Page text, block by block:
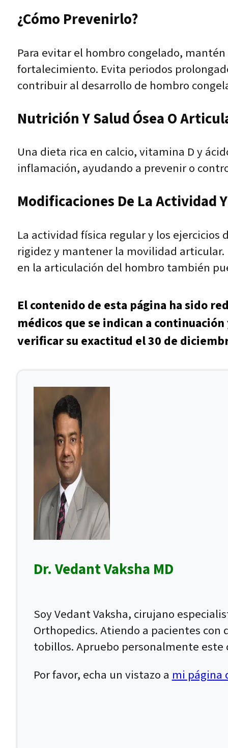
¿Cómo Prevenirlo?
Para evitar el hombro congelado,
fortalecimiento. Evita periodos
contribuir al desarrollo de hombro
Nutrición Y Salud Ósea O
Una dieta rica en calcio, vitamina D y
inflamación, ayudando a prevenir o
Modificaciones De La Actividad
La actividad física regular y los
rigidez y mantener la movilidad
en la articulación del hombro también
El contenido de esta página ha sido
médicos que se indican a
verificar su exactitud el 30 de
Dr. Vedant Vaksha MD
Soy Vedant Vaksha, cirujano
Orthopedics. Atiendo a pacientes con
tobillos. Apruebo personalmente
Por favor, echa un vistazo a mi página